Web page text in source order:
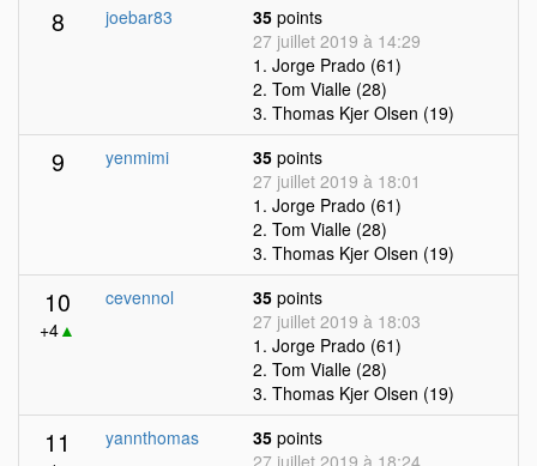
8 joebar83 35 points
27 juillet 2019 à 14:29
1. Jorge Prado (61)
2. Tom Vialle (28)
3. Thomas Kjer Olsen (19)
9 yenmimi 35 points
27 juillet 2019 à 18:01
1. Jorge Prado (61)
2. Tom Vialle (28)
3. Thomas Kjer Olsen (19)
10
+4▲
cevennol 35 points
27 juillet 2019 à 18:03
1. Jorge Prado (61)
2. Tom Vialle (28)
3. Thomas Kjer Olsen (19)
11 yannthomas 35 points
27 juillet 2019 à 18:24